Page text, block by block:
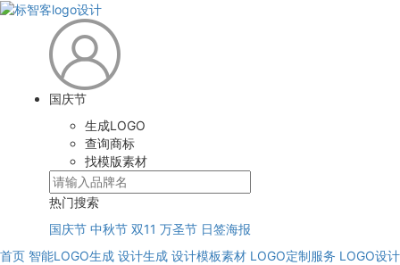
国庆节
生成LOGO
查询商标
找模版素材
热门搜索
国庆节 中秋节 双11 万圣节 日签海报
首页 智能LOGO生成 设计生成 设计模板素材 LOGO定制服务 LOGO设计